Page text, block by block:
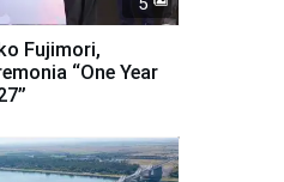
Fujimori,
“One Year